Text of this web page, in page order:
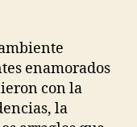
enamorados
con la
la